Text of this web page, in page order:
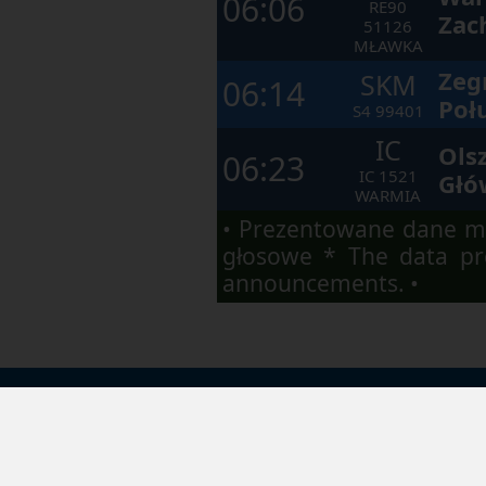
RE90
51126
MŁAWKA
06:14
SKM
S4 99401
06:23
IC
IC 1521
WARMIA
• Prezentowane dane
głosowe * The data
announcements. •